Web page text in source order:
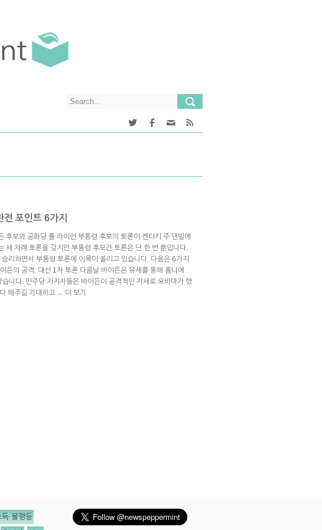
전 포인트 6가지
후보와 공화당 폴 라이언 부통령 후보의 토론이 켄터키 주 댄빌에
세 차례 토론을 갖지만 부통령 후보간 토론은 단 한 번 뿐입니다.
리하면서 부통령 토론에 이목이 쏠리고 있습니다. 다음은 6가지
든의 공격: 대선 1차 토론 다음날 바이든은 유세를 통해 롬니에
니다. 민주당 지지자들은 바이든이 공격적인 자세로 오바마가 했
해주길 기대하고 → 더 보기
득 불평등